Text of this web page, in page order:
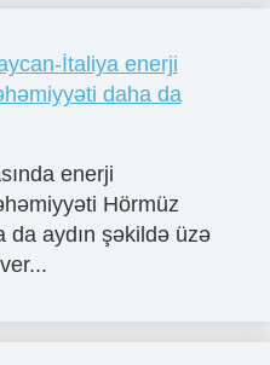
İtaliya enerji
daha da
enerji
Hörmüz
da aydın şəkildə üzə